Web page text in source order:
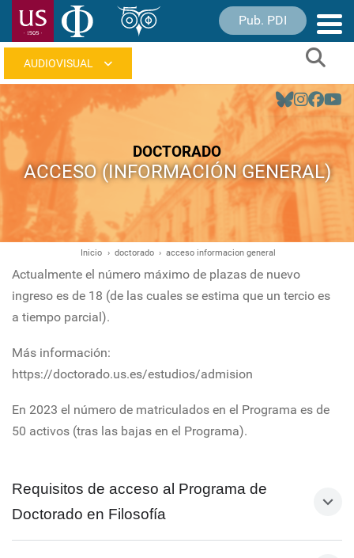
Pasar
Pub. PDI
Navegación
principal
DOCTORADO
ACCESO (INFORMACIÓN GENERAL)
de
navegación
Inicio doctorado acceso informacion general
Actualmente el número máximo de plazas de nuevo
ingreso es de 18 (de las cuales se estima que un tercio es
a tiempo parcial).
Más información:
https://doctorado.us.es/estudios/admision
En 2023 el número de matriculados en el Programa es de
50 activos (tras las bajas en el Programa).
Requisitos de acceso al Programa de
Doctorado en Filosofía